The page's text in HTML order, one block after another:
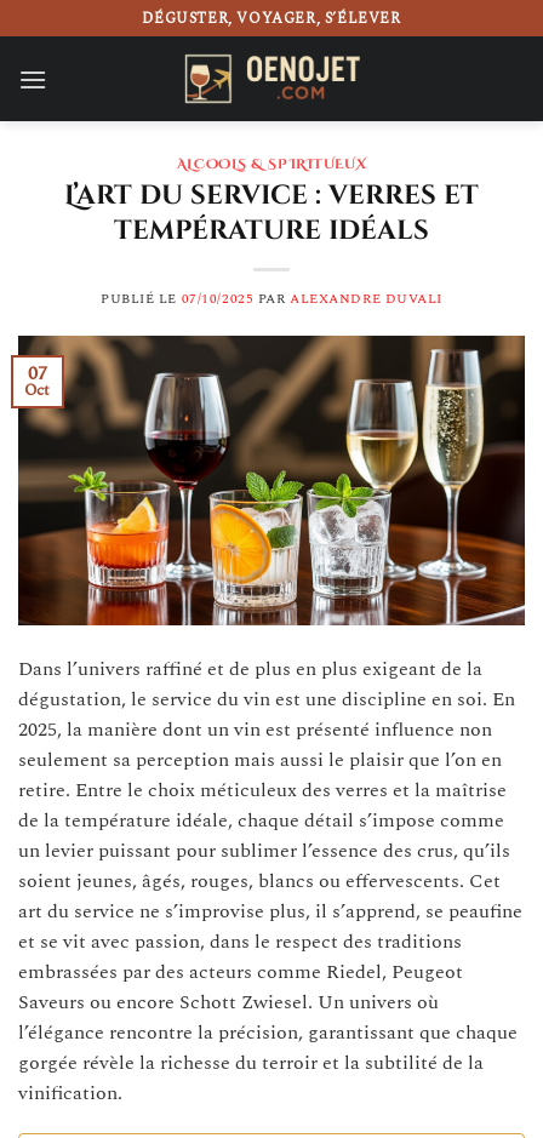
au
contenu
DÉGUSTER, VOYAGER, S’ÉLEVER
ALCOOLS & SPIRITUEUX
L’art du service : verres et
température idéals
PUBLIÉ LE 07/10/2025 PARALEXANDRE DUVALI
07
Oct
Dans l’univers raffiné et de plus en plus exigeant de la
dégustation, le service du vin est une discipline en soi. En
2025, la manière dont un vin est présenté influence non
seulement sa perception mais aussi le plaisir que l’on en
retire. Entre le choix méticuleux des verres et la maîtrise
de la température idéale, chaque détail s’impose comme
un levier puissant pour sublimer l’essence des crus, qu’ils
soient jeunes, âgés, rouges, blancs ou effervescents. Cet
art du service ne s’improvise plus, il s’apprend, se peaufine
et se vit avec passion, dans le respect des traditions
embrassées par des acteurs comme Riedel, Peugeot
Saveurs ou encore Schott Zwiesel. Un univers où
l’élégance rencontre la précision, garantissant que chaque
gorgée révèle la richesse du terroir et la subtilité de la
vinification.